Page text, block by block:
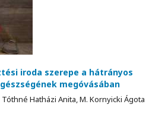
iroda szerepe a hátrányos
megóvásában
Hatházi Anita, M. Kornyicki Ágota